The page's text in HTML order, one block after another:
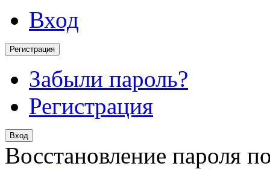
Вход
Регистрация
Забыли пароль?
Регистрация
Вход
Восстановление пароля